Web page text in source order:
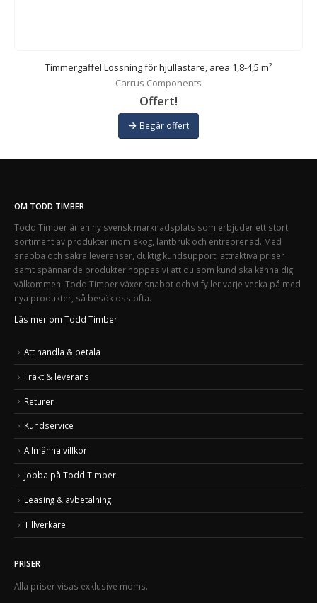
Timmergaffel Lossning för hjullastare, area 1,8-4,5 m²
Carrus Components
Offert!
Begär offert
OM TODD TIMBER
Todd Timber är en ny svensk marknadsplats som erbjuder ett stort
sortiment av produkter inom skog, lantbruk och entreprenad. Med
snabba och säkra leveranser, duktig kundsupport, attraktiva priser
samt spännande produkter hoppas vi att du som kund ska känna dig
välkommen. Todd Timber växer snabbt och vi fyller varje vecka på med
nya produkter, så besök oss ofta.
Läs mer om Todd Timber
Att handla & betala
Frakt & leverans
Returer
Kundservice
Allmänna villkor
Jobba på Todd Timber
Leasing & avbetalning
Tillverkare
PRISER
Alla priser visas exklusive moms.